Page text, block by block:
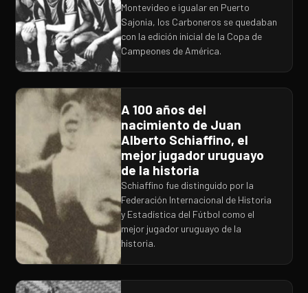
Montevideo e igualar en Puerto
Sajonia, los Carboneros se quedaban
con la edición inicial de la Copa de
Campeones de América.
A 100 años del
nacimiento de Juan
Alberto Schiaffino, el
mejor jugador uruguayo
de la historia
Schiaffino fue distinguido por la
Federación Internacional de Historia
y Estadística del Fútbol como el
mejor jugador uruguayo de la
historia.